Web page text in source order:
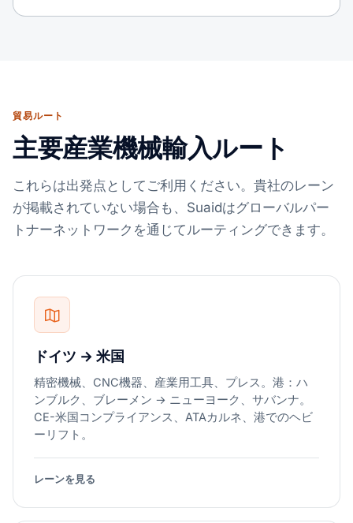
貿易ルート
主要産業機械輸入ルート
これらは出発点としてご利用ください。貴社のレーン
が掲載されていない場合も、Suaidはグローバルパー
トナーネットワークを通じてルーティングできます。
ドイツ → 米国
精密機械、CNC機器、産業用工具、プレス。港：ハ
ンブルク、ブレーメン → ニューヨーク、サバンナ。
CE-米国コンプライアンス、ATAカルネ、港でのヘビ
ーリフト。
レーンを見る